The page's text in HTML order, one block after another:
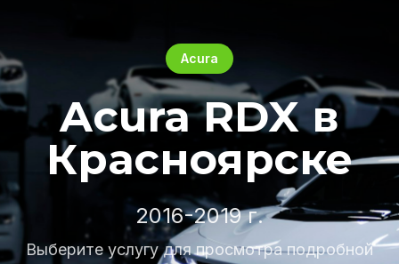
Acura
Acura RDX в
Красноярске
2016-2019 г.
Выберите услугу для просмотра подробной